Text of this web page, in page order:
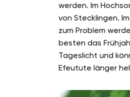
werden. Im
von Stecklingen.
zum Problem
besten das
Tageslicht und
Efeutute länger